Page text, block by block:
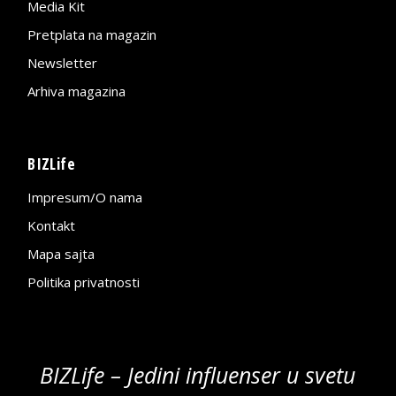
Media Kit
Pretplata na magazin
Newsletter
Arhiva magazina
BIZLife
Impresum/O nama
Kontakt
Mapa sajta
Politika privatnosti
BIZLife – Jedini influenser u svetu